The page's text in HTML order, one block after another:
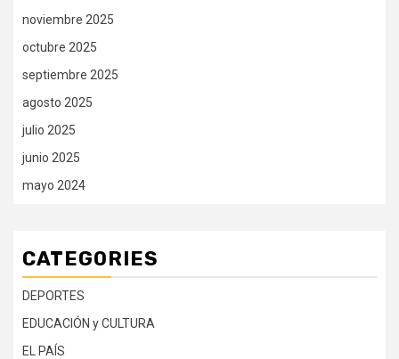
noviembre 2025
octubre 2025
septiembre 2025
agosto 2025
julio 2025
junio 2025
mayo 2024
CATEGORIES
DEPORTES
EDUCACIÓN y CULTURA
EL PAÍS